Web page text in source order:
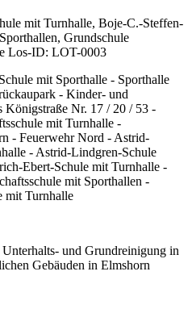
mit Turnhalle, Boje-C.-Steffen-
Grundschule
Los-ID: LOT-0003
mit Sporthalle - Sporthalle
- Kinder- und
Königstraße Nr. 17 / 20 / 53 -
mit Turnhalle -
- Feuerwehr Nord - Astrid-
- Astrid-Lindgren-Schule
Ebert-Schule mit Turnhalle -
mit Sporthallen -
mit Turnhalle
und Grundreinigung in
Gebäuden in Elmshorn